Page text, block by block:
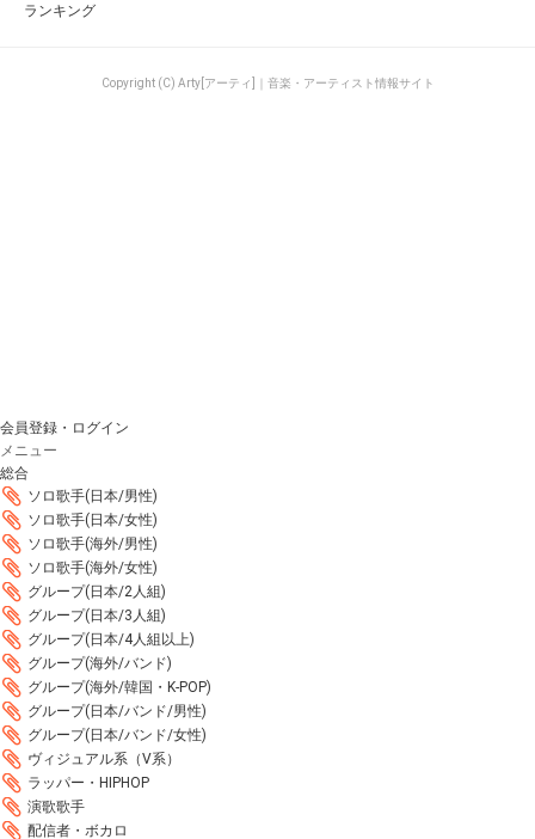
ランキング
Copyright (C) Arty[アーティ]｜音楽・アーティスト情報サイト
会員登録・ログイン
メニュー
総合
ソロ歌手(日本/男性)
ソロ歌手(日本/女性)
ソロ歌手(海外/男性)
ソロ歌手(海外/女性)
グループ(日本/2人組)
グループ(日本/3人組)
グループ(日本/4人組以上)
グループ(海外/バンド)
グループ(海外/韓国・K-POP)
グループ(日本/バンド/男性)
グループ(日本/バンド/女性)
ヴィジュアル系（V系）
ラッパー・HIPHOP
演歌歌手
配信者・ボカロ